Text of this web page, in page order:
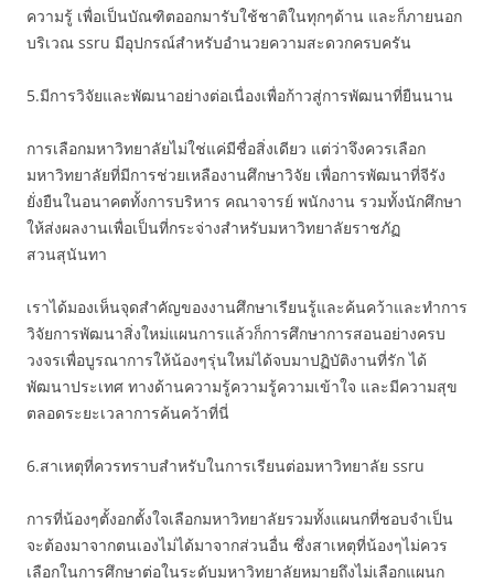
ความรู้ เพื่อเป็นบัณฑิตออกมารับใช้ชาติในทุกๆด้าน และก็ภายนอก
บริเวณ ssru มีอุปกรณ์สำหรับอำนวยความสะดวกครบครัน
5.มีการวิจัยและพัฒนาอย่างต่อเนื่องเพื่อก้าวสู่การพัฒนาที่ยืนนาน
การเลือกมหาวิทยาลัยไม่ใช่แค่มีชื่อสิ่งเดียว แต่ว่าจึงควรเลือก
มหาวิทยาลัยที่มีการช่วยเหลืองานศึกษาวิจัย เพื่อการพัฒนาที่จีรัง
ยั่งยืนในอนาคตทั้งการบริหาร คณาจารย์ พนักงาน รวมทั้งนักศึกษา
ให้ส่งผลงานเพื่อเป็นที่กระจ่างสำหรับมหาวิทยาลัยราชภัฏ
สวนสุนันทา
เราได้มองเห็นจุดสำคัญของงานศึกษาเรียนรู้และค้นคว้าและทำการ
วิจัยการพัฒนาสิ่งใหม่แผนการแล้วก็การศึกษาการสอนอย่างครบ
วงจรเพื่อบูรณาการให้น้องๆรุ่นใหม่ได้จบมาปฏิบัติงานที่รัก ได้
พัฒนาประเทศ ทางด้านความรู้ความรู้ความเข้าใจ และมีความสุข
ตลอดระยะเวลาการค้นคว้าที่นี่
6.สาเหตุที่ควรทราบสำหรับในการเรียนต่อมหาวิทยาลัย ssru
การที่น้องๆตั้งอกตั้งใจเลือกมหาวิทยาลัยรวมทั้งแผนกที่ชอบจำเป็น
จะต้องมาจากตนเองไม่ได้มาจากส่วนอื่น ซึ่งสาเหตุที่น้องๆไม่ควร
เลือกในการศึกษาต่อในระดับมหาวิทยาลัยหมายถึงไม่เลือกแผนก